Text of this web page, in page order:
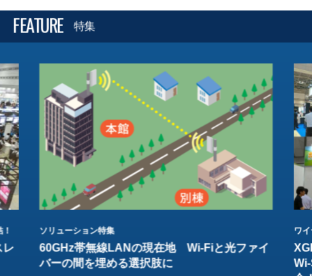
FEATURE 特集
レ
ソリューション特集
60GHz帯無線LANの現在地 Wi-Fiと光ファイ
バーの間を埋める選択肢に
ワ